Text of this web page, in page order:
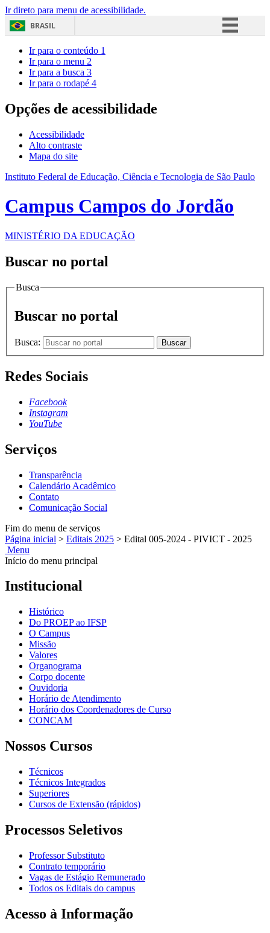
Ir direto para menu de acessibilidade.
BRASIL
Acesso à informação
Ir para o conteúdo 1
Ir para o menu 2
Ir para a busca 3
Ir para o rodapé 4
Opções de acessibilidade
Acessibilidade
Alto contraste
Mapa do site
Instituto Federal de Educação, Ciência e Tecnologia de São Paulo
Campus Campos do Jordão
MINISTÉRIO DA EDUCAÇÃO
Buscar no portal
Busca
Buscar no portal
Busca: Buscar
Redes Sociais
Facebook
Instagram
YouTube
Serviços
Transparência
Calendário Acadêmico
Contato
Comunicação Social
Fim do menu de serviços
Página inicial > Editais 2025 > Edital 005-2024 - PIVICT - 2025
Menu
Início do menu principal
Institucional
Histórico
Do PROEP ao IFSP
O Campus
Missão
Valores
Organograma
Corpo docente
Ouvidoria
Horário de Atendimento
Horário dos Coordenadores de Curso
CONCAM
Nossos Cursos
Técnicos
Técnicos Integrados
Superiores
Cursos de Extensão (rápidos)
Processos Seletivos
Professor Substituto
Contrato temporário
Vagas de Estágio Remunerado
Todos os Editais do campus
Acesso à Informação